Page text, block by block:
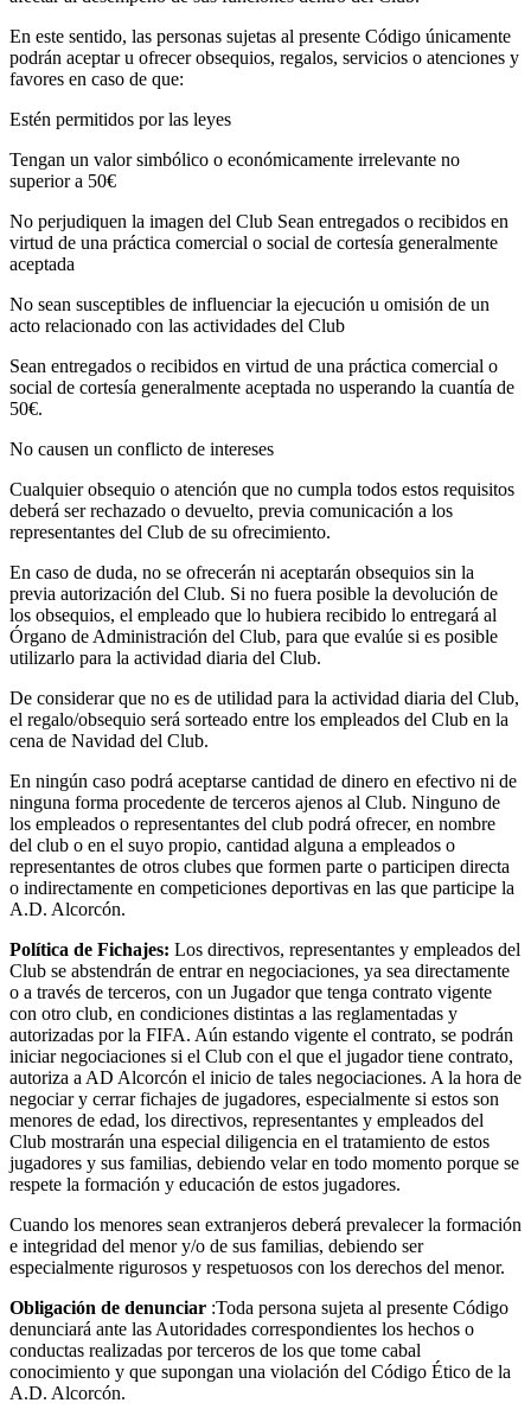
En este sentido, las personas sujetas al presente Código únicamente
podrán aceptar u ofrecer obsequios, regalos, servicios o atenciones y
favores en caso de que:
Estén permitidos por las leyes
Tengan un valor simbólico o económicamente irrelevante no
superior a 50€
No perjudiquen la imagen del Club Sean entregados o recibidos en
virtud de una práctica comercial o social de cortesía generalmente
aceptada
No sean susceptibles de influenciar la ejecución u omisión de un
acto relacionado con las actividades del Club
Sean entregados o recibidos en virtud de una práctica comercial o
social de cortesía generalmente aceptada no usperando la cuantía de
50€.
No causen un conflicto de intereses
Cualquier obsequio o atención que no cumpla todos estos requisitos
deberá ser rechazado o devuelto, previa comunicación a los
representantes del Club de su ofrecimiento.
En caso de duda, no se ofrecerán ni aceptarán obsequios sin la
previa autorización del Club. Si no fuera posible la devolución de
los obsequios, el empleado que lo hubiera recibido lo entregará al
Órgano de Administración del Club, para que evalúe si es posible
utilizarlo para la actividad diaria del Club.
De considerar que no es de utilidad para la actividad diaria del Club,
el regalo/obsequio será sorteado entre los empleados del Club en la
cena de Navidad del Club.
En ningún caso podrá aceptarse cantidad de dinero en efectivo ni de
ninguna forma procedente de terceros ajenos al Club. Ninguno de
los empleados o representantes del club podrá ofrecer, en nombre
del club o en el suyo propio, cantidad alguna a empleados o
representantes de otros clubes que formen parte o participen directa
o indirectamente en competiciones deportivas en las que participe la
A.D. Alcorcón.
Política de Fichajes: Los directivos, representantes y empleados del
Club se abstendrán de entrar en negociaciones, ya sea directamente
o a través de terceros, con un Jugador que tenga contrato vigente
con otro club, en condiciones distintas a las reglamentadas y
autorizadas por la FIFA. Aún estando vigente el contrato, se podrán
iniciar negociaciones si el Club con el que el jugador tiene contrato,
autoriza a AD Alcorcón el inicio de tales negociaciones. A la hora de
negociar y cerrar fichajes de jugadores, especialmente si estos son
menores de edad, los directivos, representantes y empleados del
Club mostrarán una especial diligencia en el tratamiento de estos
jugadores y sus familias, debiendo velar en todo momento porque se
respete la formación y educación de estos jugadores.
Cuando los menores sean extranjeros deberá prevalecer la formación
e integridad del menor y/o de sus familias, debiendo ser
especialmente rigurosos y respetuosos con los derechos del menor.
Obligación de denunciar :Toda persona sujeta al presente Código
denunciará ante las Autoridades correspondientes los hechos o
conductas realizadas por terceros de los que tome cabal
conocimiento y que supongan una violación del Código Ético de la
A.D. Alcorcón.